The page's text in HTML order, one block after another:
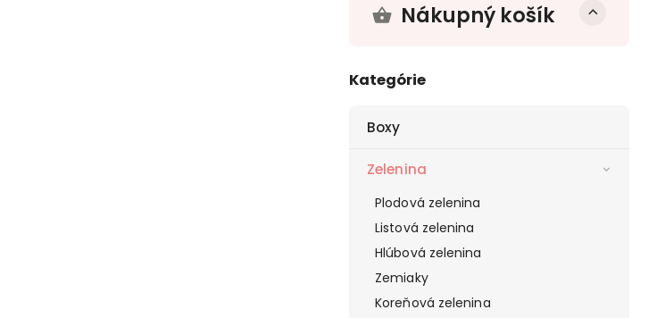
Nákupný košík
Kategórie
Boxy
Zelenina
Plodová zelenina
Listová zelenina
Hlúbová zelenina
Zemiaky
Koreňová zelenina